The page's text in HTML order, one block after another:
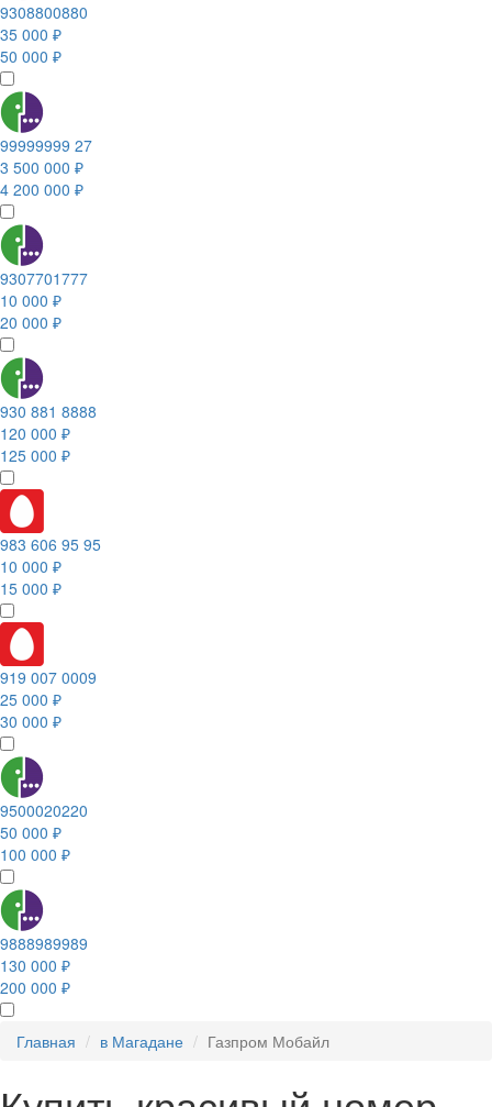
9308800880
35 000 ₽
50 000 ₽
99999999 27
3 500 000 ₽
4 200 000 ₽
9307701777
10 000 ₽
20 000 ₽
930 881 8888
120 000 ₽
125 000 ₽
983 606 95 95
10 000 ₽
15 000 ₽
919 007 0009
25 000 ₽
30 000 ₽
9500020220
50 000 ₽
100 000 ₽
9888989989
130 000 ₽
200 000 ₽
Главная в Магадане Газпром Мобайл